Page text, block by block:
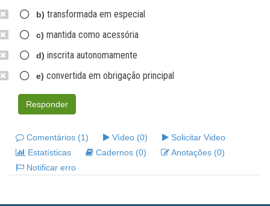
b) transformada em especial
c) mantida como acessória
d) inscrita autonomamente
e) convertida em obrigação principal
Responder
Comentários (1) Vídeo (0)
Solicitar Video
Estatísticas
Cadernos (0)
Anotações (0)
Notificar erro